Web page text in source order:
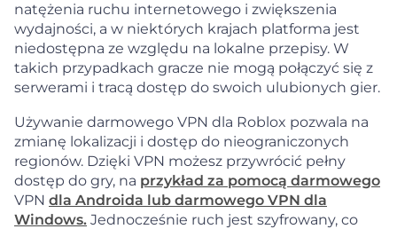
natężenia ruchu internetowego i zwiększenia
wydajności, a w niektórych krajach platforma jest
niedostępna ze względu na lokalne przepisy. W
takich przypadkach gracze nie mogą połączyć się z
serwerami i tracą dostęp do swoich ulubionych gier.
Używanie darmowego VPN dla Roblox pozwala na
zmianę lokalizacji i dostęp do nieograniczonych
regionów. Dzięki VPN możesz przywrócić pełny
dostęp do gry, na przykład za pomocą darmowego
VPN dla Androida lub darmowego VPN dla
Windows. Jednocześnie ruch jest szyfrowany, co